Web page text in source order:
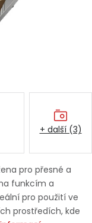
pro přesné a
funkcím a
pro použití ve
prostředích, kde
+ další (3)